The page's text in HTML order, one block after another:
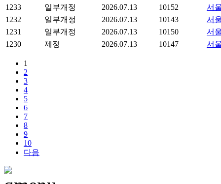
1233
일부개정 2026.07.13 10152
서
1232
일부개정 2026.07.13 10143
서
1231
일부개정 2026.07.13 10150
서
1230
제정 2026.07.13 10147 서
1
2
3
4
5
6
7
8
9
10
다음